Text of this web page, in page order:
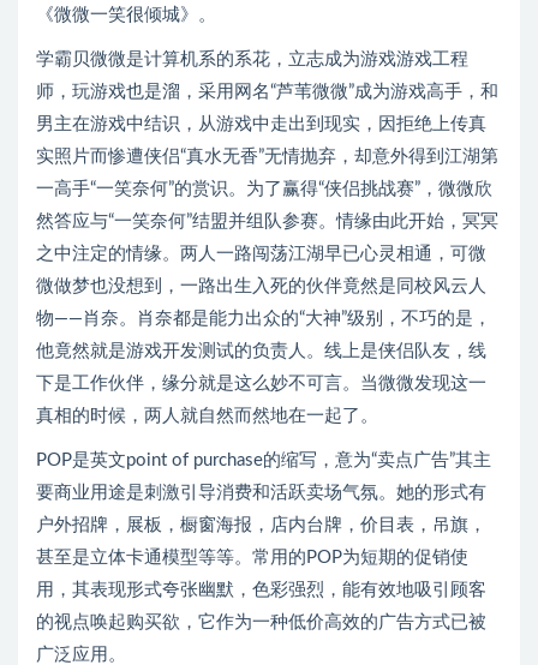
《微微一笑很倾城》。
学霸贝微微是计算机系的系花，立志成为游戏游戏工程
师，玩游戏也是溜，采用网名“芦苇微微”成为游戏高手，和
男主在游戏中结识，从游戏中走出到现实，因拒绝上传真
实照片而惨遭侠侣“真水无香”无情抛弃，却意外得到江湖第
一高手“一笑奈何”的赏识。为了赢得“侠侣挑战赛”，微微欣
然答应与“一笑奈何”结盟并组队参赛。情缘由此开始，冥冥
之中注定的情缘。两人一路闯荡江湖早已心灵相通，可微
微做梦也没想到，一路出生入死的伙伴竟然是同校风云人
物——肖奈。肖奈都是能力出众的“大神”级别，不巧的是，
他竟然就是游戏开发测试的负责人。线上是侠侣队友，线
下是工作伙伴，缘分就是这么妙不可言。当微微发现这一
真相的时候，两人就自然而然地在一起了。
POP是英文point of purchase的缩写，意为“卖点广告”其主
要商业用途是刺激引导消费和活跃卖场气氛。她的形式有
户外招牌，展板，橱窗海报，店内台牌，价目表，吊旗，
甚至是立体卡通模型等等。常用的POP为短期的促销使
用，其表现形式夸张幽默，色彩强烈，能有效地吸引顾客
的视点唤起购买欲，它作为一种低价高效的广告方式已被
广泛应用。